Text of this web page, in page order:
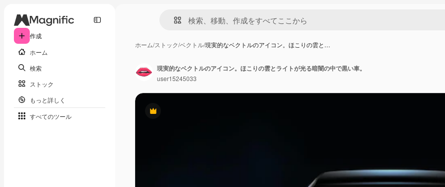
作成
ホーム
検索
ストック
もっと詳しく
すべてのツール
ホーム/ストック/ベクトル/現実的なベクトルのアイコン。ほこりの雲と…
Premium
現実的なベクトルのアイコン。ほこりの雲とライトが光る暗闇の中で黒い車。
user15245033